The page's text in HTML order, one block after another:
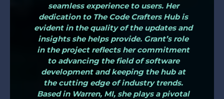
seamless experience to users. Her
dedication to The Code Crafters Hub is
evident in the quality of the updates and
insights she helps provide. Grant’s role
in the project reflects her commitment
to advancing the field of software
development and keeping the hub at
the cutting edge of industry trends.
Based in Warren, MI, she plays a pivotal